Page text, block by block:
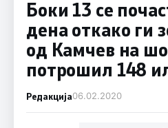
Боки 13 се
дена откако ги
од Камчев на
потрошил 148
Редакција06.02.2020